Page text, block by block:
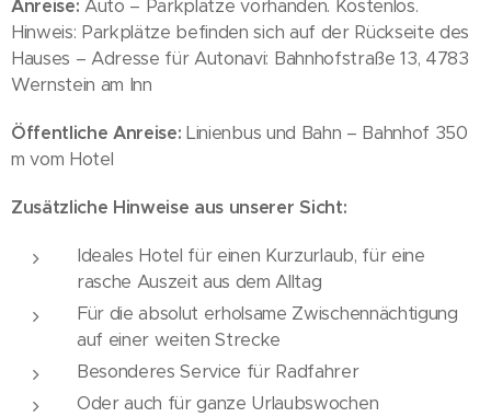
Anreise: Auto – Parkplätze vorhanden. Kostenlos.
Hinweis: Parkplätze befinden sich auf der Rückseite des
Hauses – Adresse für Autonavi: Bahnhofstraße 13, 4783
Wernstein am Inn
Öffentliche Anreise: Linienbus und Bahn – Bahnhof 350
m vom Hotel
Zusätzliche Hinweise aus unserer Sicht:
Ideales Hotel für einen Kurzurlaub, für eine
rasche Auszeit aus dem Alltag
Für die absolut erholsame Zwischennächtigung
auf einer weiten Strecke
Besonderes Service für Radfahrer
Oder auch für ganze Urlaubswochen